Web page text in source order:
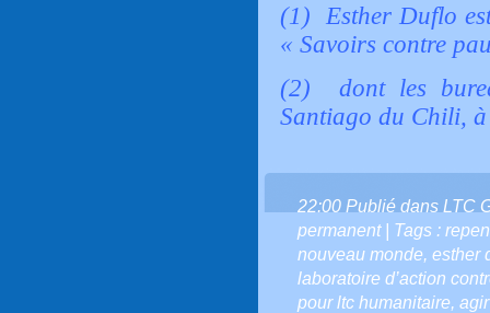
(1) Esther Duflo
« Savoirs contre
(2) dont les
Santiago du Chili,
22:00 Publié dans LTC
permanent| Tags :
nouveau monde, esther
laboratoire d’action
pour ltc humanitaire,